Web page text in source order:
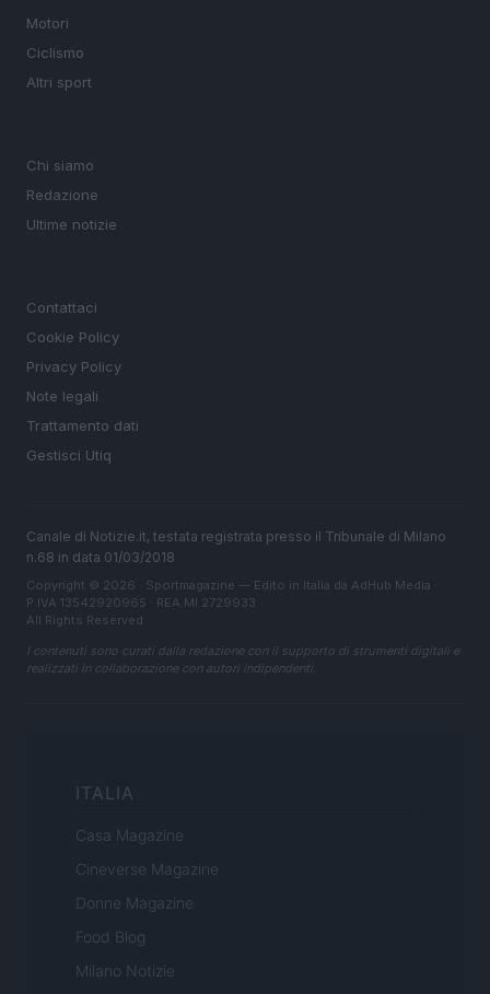
Motori
Ciclismo
Altri sport
Chi siamo
Redazione
Ultime notizie
Contattaci
Cookie Policy
Privacy Policy
Note legali
Trattamento dati
Gestisci Utiq
Canale di Notizie.it, testata registrata presso il Tribunale di Milano
n.68 in data 01/03/2018
Copyright © 2026 · Sportmagazine — Edito in Italia da AdHub Media
P.IVA 13542920965 · REA MI 2729933
All Rights Reserved
I contenuti sono curati dalla redazione con il supporto di strumenti digitali e
realizzati in collaborazione con autori indipendenti.
ITALIA
Casa Magazine
Cineverse Magazine
Donne Magazine
Food Blog
Milano Notizie